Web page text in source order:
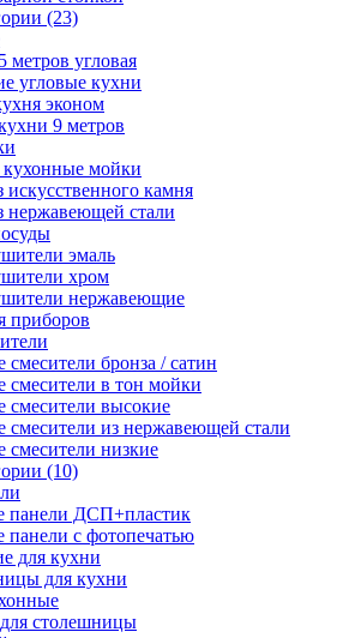
(23)
метров угловая
угловые кухни
эконом
9 метров
мойки
камня
нержавеющей стали
эмаль
хром
нержавеющие
приборов
бронза / сатин
смесители в тон мойки
смесители высокие
смесители из нержавеющей стали
смесители низкие
(10)
панели ДСП+пластик
панели с фотопечатью
для кухни
для кухни
столешницы